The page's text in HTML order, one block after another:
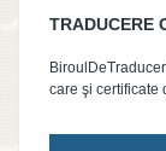
TRADUCERE
care şi certificate